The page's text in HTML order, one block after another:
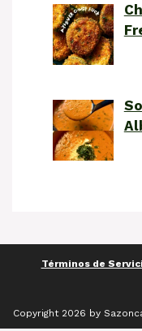
Términos de
Copyright 2026 by